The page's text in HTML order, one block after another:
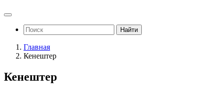
Найти
Главная
Кенештер
Кенештер